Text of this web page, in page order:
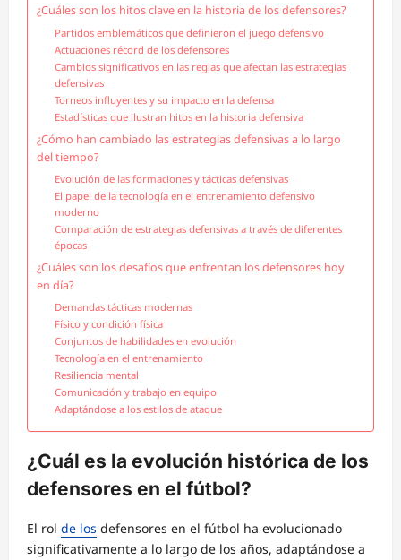
¿Cuáles son los hitos clave en la historia de los defensores?
Partidos emblemáticos que definieron el juego defensivo
Actuaciones récord de los defensores
Cambios significativos en las reglas que afectan las estrategias
defensivas
Torneos influyentes y su impacto en la defensa
Estadísticas que ilustran hitos en la historia defensiva
¿Cómo han cambiado las estrategias defensivas a lo largo
del tiempo?
Evolución de las formaciones y tácticas defensivas
El papel de la tecnología en el entrenamiento defensivo
moderno
Comparación de estrategias defensivas a través de diferentes
épocas
¿Cuáles son los desafíos que enfrentan los defensores hoy
en día?
Demandas tácticas modernas
Físico y condición física
Conjuntos de habilidades en evolución
Tecnología en el entrenamiento
Resiliencia mental
Comunicación y trabajo en equipo
Adaptándose a los estilos de ataque
¿Cuál es la evolución histórica de los
defensores en el fútbol?
El rol de los defensores en el fútbol ha evolucionado
significativamente a lo largo de los años, adaptándose a